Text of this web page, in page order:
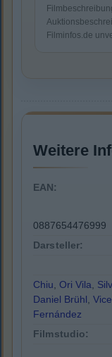
Filminfos.de
Weitere
EAN:
0887654476999
Darsteller:
Chiu, Ori Vila,
Daniel Brühl,
Fernández
Filmstudio: